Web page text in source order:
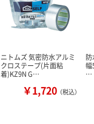
ニトムズ 気密防水アルミ
クロステープ(片面粘
着)KZ9N G…
￥1,720 （税込）
…